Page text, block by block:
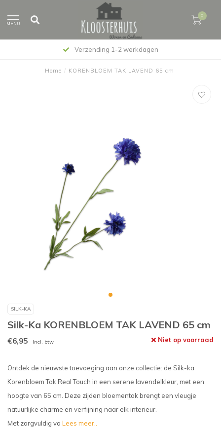
MENU
0
Verzending 1-2 werkdagen
Home / KORENBLOEM TAK LAVEND 65 cm
SILK-KA
Silk-Ka KORENBLOEM TAK LAVEND 65 cm
€6,95 Incl. btw Niet op voorraad
Ontdek de nieuwste toevoeging aan onze collectie: de Silk-ka
Korenbloem Tak Real Touch in een serene lavendelkleur, met een
hoogte van 65 cm. Deze zijden bloementak brengt een vleugje
natuurlijke charme en verfijning naar elk interieur.
Met zorgvuldig va Lees meer..